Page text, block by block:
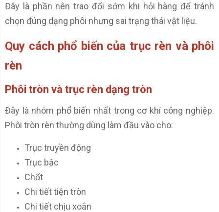
Đây là phần nên trao đổi sớm khi hỏi hàng để tránh
chọn đúng dạng phôi nhưng sai trạng thái vật liệu.
Quy cách phổ biến của trục rèn và phôi
rèn
Phôi tròn và trục rèn dạng tròn
Đây là nhóm phổ biến nhất trong cơ khí công nghiệp.
Phôi tròn rèn thường dùng làm đầu vào cho:
Trục truyền động
Trục bậc
Chốt
Chi tiết tiện tròn
Chi tiết chịu xoắn